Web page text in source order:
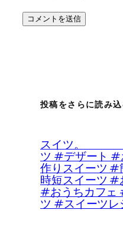
投稿をさらに読み
スイツ
ツ #デザート
作りスイーツ
時短スイーツ #
#おうちカフェ
ツ #スイーツレ